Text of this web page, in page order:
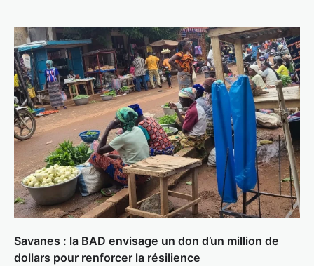
Savanes : la BAD envisage un don d’un million de
dollars pour renforcer la résilience